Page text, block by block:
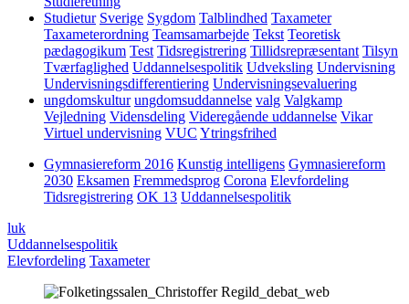
Studietur Sverige Sygdom Talblindhed Taxameter
Taxameterordning Teamsamarbejde Tekst Teoretisk
pædagogikum Test Tidsregistrering Tillidsrepræsentant Tilsyn
Tværfaglighed Uddannelsespolitik Udveksling Undervisning
Undervisningsdifferentiering Undervisningsevaluering
ungdomskultur ungdomsuddannelse valg Valgkamp
Vejledning Vidensdeling Videregående uddannelse Vikar
Virtuel undervisning VUC Ytringsfrihed
Gymnasiereform 2016 Kunstig intelligens Gymnasiereform
2030 Eksamen Fremmedsprog Corona Elevfordeling
Tidsregistrering OK 13 Uddannelsespolitik
luk
Uddannelsespolitik
Elevfordeling Taxameter